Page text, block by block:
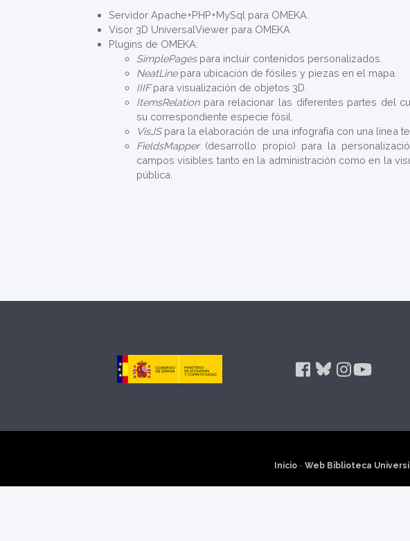
Servidor Apache+PHP+MySql para OMEKA.
Visor 3D UniversalViewer para OMEKA
Plugins de OMEKA:
SimplePagespara incluir contenidos personalizados.
NeatLinepara ubicación de fósiles y piezas en el mapa.
IIIFpara visualización de objetos 3D.
ItemsRelationpara relacionar las diferentes partes del
su correspondiente especie fósil.
VisJSpara la elaboración de una infografía con una línea
FieldsMapper(desarrollo propio) para la
campos visibles tanto en la administración como en la
pública.
Inicio - Web Biblioteca